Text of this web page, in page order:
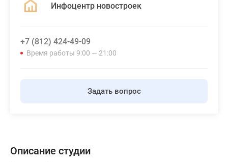
Инфоцентр новостроек
+7 (812) 424-49-09
Время работы 9:00 — 21:00
Задать вопрос
Описание студии